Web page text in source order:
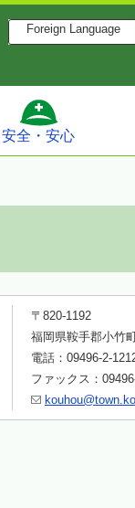
Foreign Language
安全・安心
〒820-1192
福岡県鞍手郡小竹
電話：09496-2-
ファックス：